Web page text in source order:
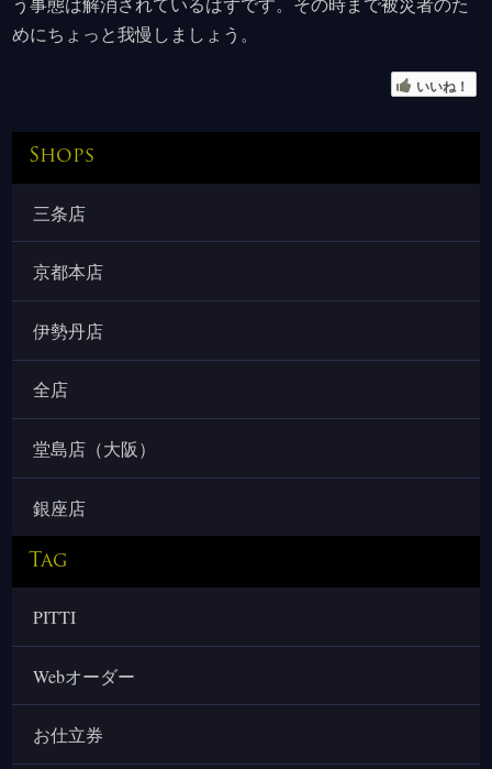
めにちょっと我慢しましょう。
いいね！
Shops
三条店
京都本店
伊勢丹店
全店
堂島店（大阪）
銀座店
Tag
PITTI
Webオーダー
お仕立券